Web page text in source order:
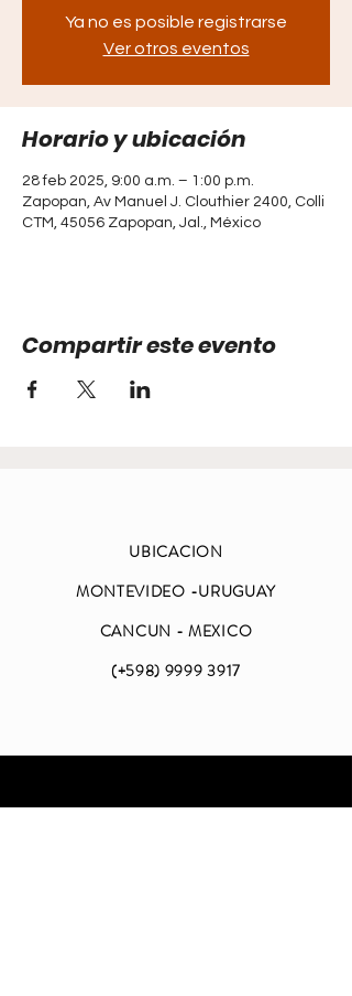
Ya no es posible registrarse
Ver otros eventos
Horario y ubicación
28 feb 2025, 9:00 a.m. – 1:00 p.m.
Zapopan, Av Manuel J. Clouthier 2400, Colli
CTM, 45056 Zapopan, Jal., México
Compartir este evento
UBICACION
MONTEVIDEO -URUGUAY
CANCUN - MEXICO
(+598) 9999 3917